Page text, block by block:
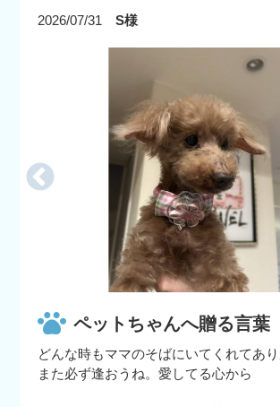
2026/07/31 S様
ペットちゃんへ贈る言葉
どんな時もママのそばにいてくれてあり
また必ず逢おうね。愛してる心から